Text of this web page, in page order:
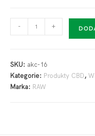
- +
SKU: akc-16
Kategorie: Produkty CBD,
Marka: RAW